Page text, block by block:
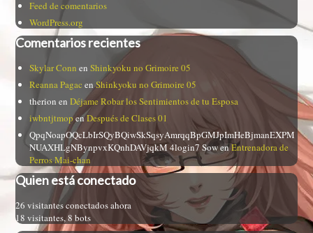
Feed de comentarios
WordPress.org
Comentarios recientes
Skylar Conn enShinkyoku no Grimoire 05
Reanna Pagac enShinkyoku no Grimoire 05
therion enDéjame Robar los Sentimientos de tu Esposa
iwbntjtmopenDespués de Clases 01
QpqNoapOQcLbIrSQyBQiwSkSqsyAmrqqBpGMJpImHeBjmanEXPM
NUAXHLgNBynpvxKQnhDAVjqkM 4login7 SowenEntrenadora de
Perros Mai-chan
Quien está conectado
26 visitantes conectados ahora
18 visitantes,8 bots